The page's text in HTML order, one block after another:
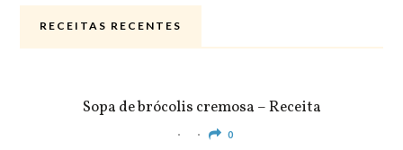
RECEITAS RECENTES
Sopa de brócolis cremosa – Receita
0